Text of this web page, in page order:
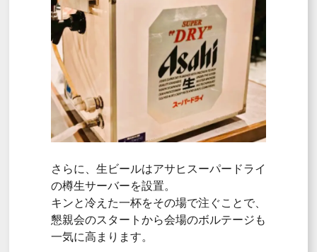
さらに、生ビールはアサヒスーパードライ
の樽生サーバーを設置。
キンと冷えた一杯をその場で注ぐことで、
懇親会のスタートから会場のボルテージも
一気に高まります。